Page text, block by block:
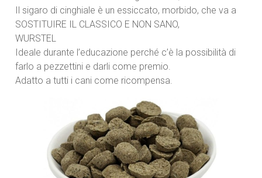
Il sigaro di cinghiale è un essiccato, morbido, che va a
SOSTITUIRE IL CLASSICO E NON SANO,
WURSTEL
Ideale durante l’educazione perché c’è la possibilità di
farlo a pezzettini e darli come premio.
Adatto a tutti i cani come ricompensa.